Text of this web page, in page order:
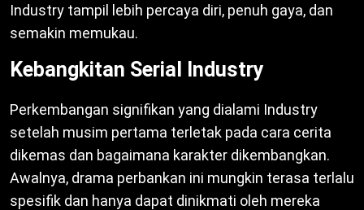
Industry tampil lebih percaya diri, penuh gaya, dan
semakin memukau.
Kebangkitan Serial Industry
Perkembangan signifikan yang dialami Industry
setelah musim pertama terletak pada cara cerita
dikemas dan bagaimana karakter dikembangkan.
Awalnya, drama perbankan ini mungkin terasa terlalu
spesifik dan hanya dapat dinikmati oleh mereka